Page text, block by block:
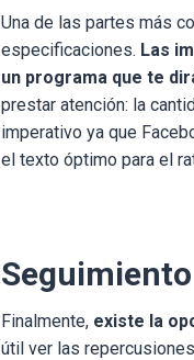
Una de las partes más
especificaciones. Las
un programa que te
prestar atención: la
imperativo ya que
el texto óptimo para el
Seguimiento
Finalmente, existe la
útil ver las